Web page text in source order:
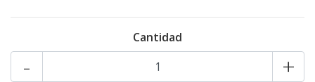
Cantidad
+
-